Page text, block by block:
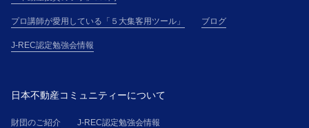
プロ講師が愛用している「５大集客用ツール」 ブログ
J-REC認定勉強会情報
日本不動産コミュニティーについて
財団のご紹介 J-REC認定勉強会情報